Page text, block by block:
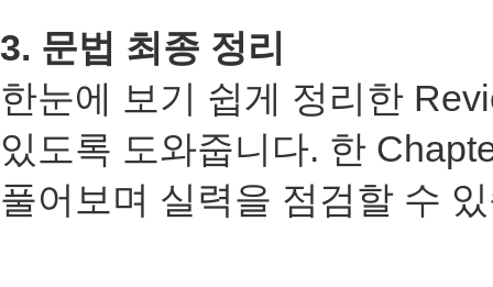
3. 문법 최종 정리
한눈에 보기 쉽게 정리한
있도록 도와줍니다. 한
풀어보며 실력을 점검할 수